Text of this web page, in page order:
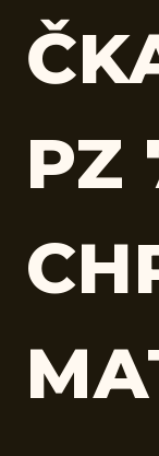
PZ